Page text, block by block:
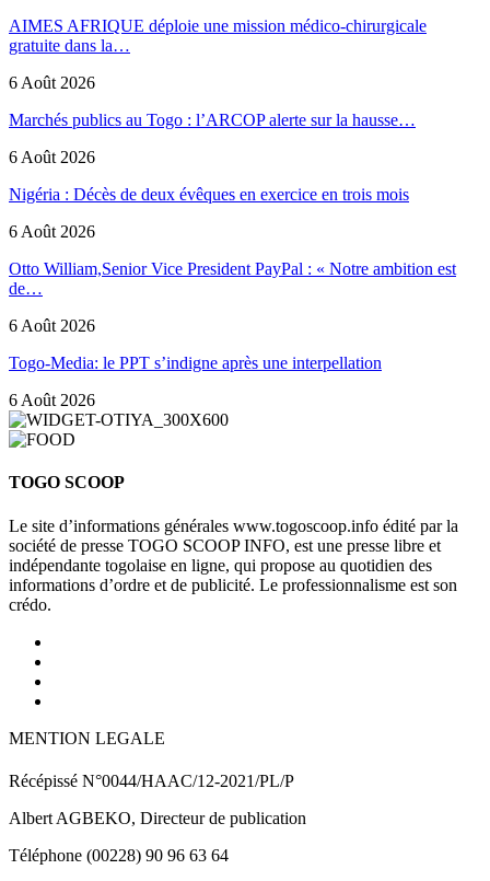
AIMES AFRIQUE déploie une mission médico-chirurgicale
gratuite dans la…
6 Août 2026
Marchés publics au Togo : l’ARCOP alerte sur la hausse…
6 Août 2026
Nigéria : Décès de deux évêques en exercice en trois mois
6 Août 2026
Otto William,Senior Vice President PayPal : « Notre ambition est
de…
6 Août 2026
Togo-Media: le PPT s’indigne après une interpellation
6 Août 2026
TOGO SCOOP
Le site d’informations générales www.togoscoop.info édité par la
société de presse TOGO SCOOP INFO, est une presse libre et
indépendante togolaise en ligne, qui propose au quotidien des
informations d’ordre et de publicité. Le professionnalisme est son
crédo.
MENTION LEGALE
Récépissé N°0044/HAAC/12-2021/PL/P
Albert AGBEKO, Directeur de publication
Téléphone (00228) 90 96 63 64